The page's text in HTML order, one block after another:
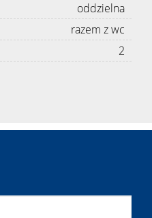
oddzielna
razem z wc
2